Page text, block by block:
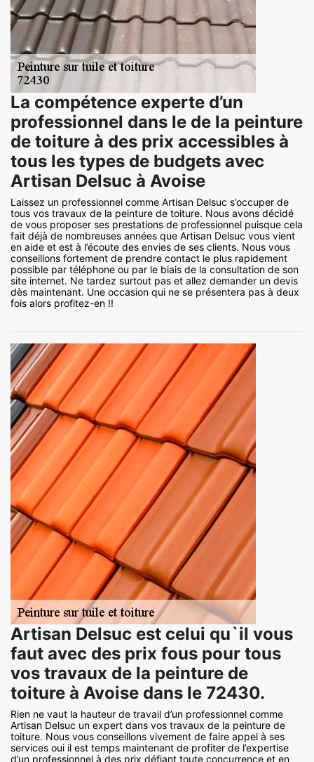
La compétence experte d’un
professionnel dans le de la peinture
de toiture à des prix accessibles à
tous les types de budgets avec
Artisan Delsuc à Avoise
Laissez un professionnel comme Artisan Delsuc s’occuper de
tous vos travaux de la peinture de toiture. Nous avons décidé
de vous proposer ses prestations de professionnel puisque cela
fait déjà de nombreuses années que Artisan Delsuc vous vient
en aide et est à l’écoute des envies de ses clients. Nous vous
conseillons fortement de prendre contact le plus rapidement
possible par téléphone ou par le biais de la consultation de son
site internet. Ne tardez surtout pas et allez demander un devis
dès maintenant. Une occasion qui ne se présentera pas à deux
fois alors profitez-en !!
Artisan Delsuc est celui qu`il vous
faut avec des prix fous pour tous
vos travaux de la peinture de
toiture à Avoise dans le 72430.
Rien ne vaut la hauteur de travail d’un professionnel comme
Artisan Delsuc un expert dans vos travaux de la peinture de
toiture. Nous vous conseillons vivement de faire appel à ses
services oui il est temps maintenant de profiter de l’expertise
d’un professionnel à des prix défiant toute concurrence et en